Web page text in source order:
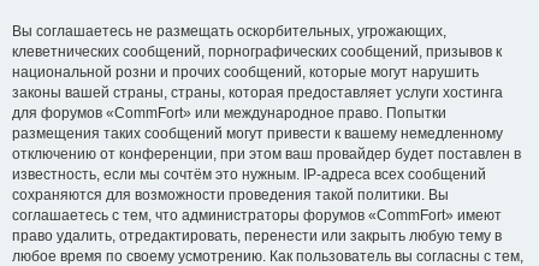
Вы соглашаетесь не размещать оскорбительных, угрожающих,
клеветнических сообщений, порнографических сообщений, призывов к
национальной розни и прочих сообщений, которые могут нарушить
законы вашей страны, страны, которая предоставляет услуги хостинга
для форумов «CommFort» или международное право. Попытки
размещения таких сообщений могут привести к вашему немедленному
отключению от конференции, при этом ваш провайдер будет поставлен в
известность, если мы сочтём это нужным. IP-адреса всех сообщений
сохраняются для возможности проведения такой политики. Вы
соглашаетесь с тем, что администраторы форумов «CommFort» имеют
право удалить, отредактировать, перенести или закрыть любую тему в
любое время по своему усмотрению. Как пользователь вы согласны с тем,